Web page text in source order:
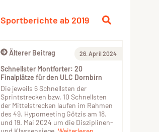
Sportberichte ab 2019
Älterer Beitrag 26. April 2024
Schnellster Montforter: 20
Finalplätze für den ULC Dornbirn
Die jeweils 6 Schnellsten der
Sprintstrecken bzw. 10 Schnellsten
der Mittelstrecken laufen im Rahmen
des 49. Hypomeeting Götzis am 18.
und 19. Mai 2024 um die Disziplinen-